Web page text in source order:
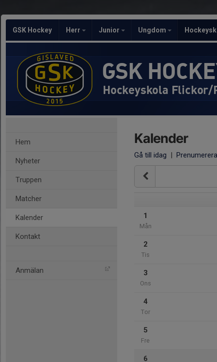
GSK Hockey Herr Junior Ungdom
GSK
Hockeyskola Flickor/
Hem
Nyheter
Truppen
Matcher
Kalender
Kontakt
Anmälan
Kalender
Gå till idag | Prenumerera
1
Mån
2
Tis
3
Ons
4
Tor
5
Fre
6